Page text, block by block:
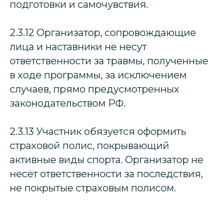
подготовки и самочувствия.
2.3.12 Организатор, сопровождающие
лица и наставники не несут
ответственности за травмы, полученные
в ходе программы, за исключением
случаев, прямо предусмотренных
законодательством РФ.
2.3.13 Участник обязуется оформить
страховой полис, покрывающий
активные виды спорта. Организатор не
несёт ответственности за последствия,
не покрытые страховым полисом.